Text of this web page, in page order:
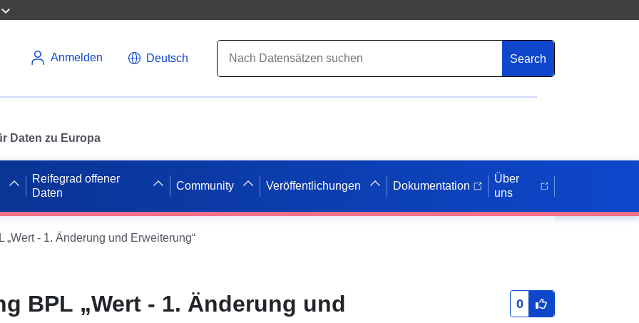
Anmelden Deutsch Search
Daten zu Europa
Reifegrad offener
Daten
Community Veröffentlichungen Dokumentation
Über
uns
„Wert - 1. Änderung und Erweiterung“
BPL „Wert - 1. Änderung und
0